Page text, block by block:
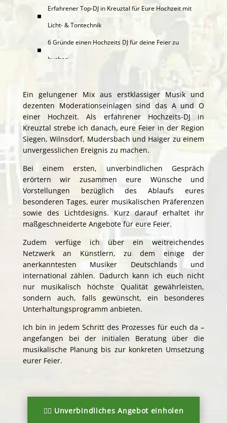
Erfahrener Top-DJ in Kreuztal für Eure Hochzeit mit
Licht- & Tontechnik
6 Gründe einen Hochzeits DJ für deine Feier zu
buchen
Ein gelungener Mix aus erstklassiger Musik und
dezenten Moderationseinlagen sind das A und O
einer Hochzeit. Als erfahrener Hochzeits-DJ in
Kreuztal strebe ich danach, eure Feier in der Region
Siegen,Wilnsdorf, Mudersbach und Haiger zu einem
unvergesslichen Ereignis zu machen.
Bei einem ersten, unverbindlichen Gespräch
erörtern wir zusammen eure Wünsche und
Vorstellungen bezüglich des Ablaufs eures
besonderen Tages, eurer musikalischen Präferenzen
sowie des Lichtdesigns. Kurz darauf erhaltet ihr
maßgeschneiderte Angebote für eure Feier.
Zudem verfüge ich über ein weitreichendes
Netzwerk an Künstlern, zu dem einige der
anerkanntesten Musiker Deutschlands und
international zählen. Dadurch kann ich euch nicht
nur musikalisch höchste Qualität gewährleisten,
sondern auch, falls gewünscht, ein besonderes
Unterhaltungsprogramm anbieten.
Ich bin in jedem Schritt des Prozesses für euch da –
angefangen bei der initialen Beratung über die
musikalische Planung bis zur konkreten Umsetzung
eurer Feier.
👉🏻 Unverbindliches Angebot einholen